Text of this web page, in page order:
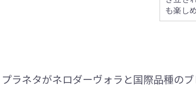
も楽し
プラネタがネロダーヴォラと国際品種の